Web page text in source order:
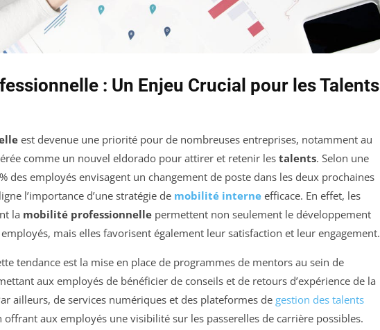
: Un Enjeu Crucial pour les Talents
est devenue une priorité pour de nombreuses entreprises, notamment au
comme un nouvel eldorado pour attirer et retenir les talents. Selon une
des employés envisagent un changement de poste dans les deux prochaines
l’importance d’une stratégie de mobilité interne efficace. En effet, les
la mobilité professionnelle permettent non seulement le développement
mais elles favorisent également leur satisfaction et leur engagement.
tendance est la mise en place de programmes de mentors au sein de
aux employés de bénéficier de conseils et de retours d’expérience de la
ailleurs, de services numériques et des plateformes de gestion des talents
aux employés une visibilité sur les passerelles de carrière possibles.